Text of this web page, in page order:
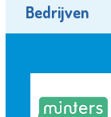
Bedrijven